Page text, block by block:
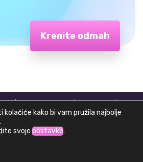
Krenite odmah
O Miji Politika privatnosti
kolačiće kako bi vam pružila najbolje
svoje postavke.